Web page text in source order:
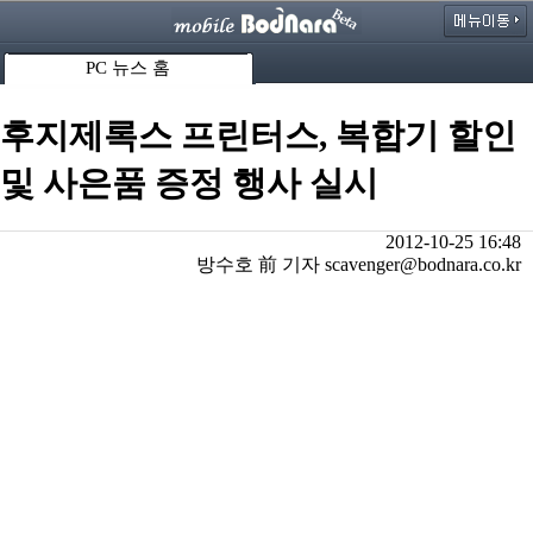
PC 뉴스 홈
후지제록스 프린터스, 복합기 할인
및 사은품 증정 행사 실시
2012-10-25 16:48
방수호 前 기자 scavenger@bodnara.co.kr